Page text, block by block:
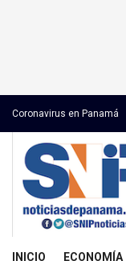
Coronavirus en Panamá
INICIO ECONOMÍA